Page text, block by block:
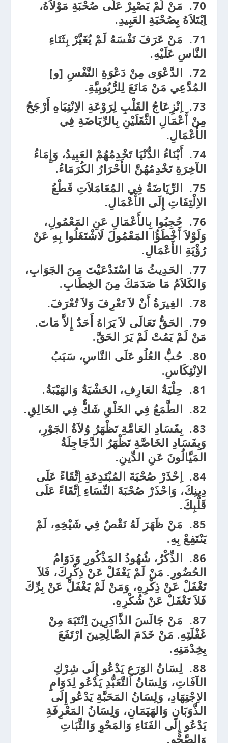
70.
مَنْ لَمْ يَصْبِرْ عَلَى صُحْبَةِ مَوْلاَهُ،
اِبْتَلاَهُ بِصُحْبَةِ العَبِيدِ.
71.
مَنْ عَرَفَ نَفْسَهُ لَمْ يُغَيَّرْ بِثَنَاءِ
النَّاسِ عَلَيْهِ.
72.
الدَّعْوَى مِنْ دَعْوَةِ النَّفْسِ [و]
المُدَّعِي مَنْ مَانَعَ لِلرُّبُوبِيَّةِ.
73.
اِنْزِعَاجُ القَلْبِ لِرَوْعَةِ الاِنْتِبَاهِ أَرْجَحُ
مِنْ أَعْمَالِ الثَّقَلَيْنِ بِالرِّيَاضَةِ فِي
الأَعْمَالِ.
74.
أَبْنَاءُ الدُّنْيَا تَخْدِمُهُمْ العَبِيدُ، وَإِمَاءُ
الآخِرَةِ تَخْدِمُهُنَّ الأَحْرَارُ الكُرَمَاءُ.
75.
الرِّيَاضَةُ فِي المُعَامَلاَتِ قَطْعُ
الاِلْتِفَاتِ إِلَى الأَعْمَالِ.
76.
حُجِبُوا بِالأَعْمَالِ عَنِ المَعْمُولِ،
وَلَوْلاَ أَخْطَؤُا المَعْمُولَ لَاشْتَغَلُوا بِهِ عَنْ
رُؤْيَةِ الأَعْمَالِ.
77.
الحَدِيثُ مَا اسْتَدْعَيْتَ مِنَ الجَوَابِ،
وَالكَلاَمُ مَا صَدَمَكَ مِنَ الخِطَابِ.
78.
الغِيرَةُ أَنْ لاَ تَعْرِفَ وَلاَ تُعْرَفَ.
79.
الحَقُّ تَعَالَى لاَ يَرَاهُ أَحَدٌ إِلاَّ مَاتَ.
مَنْ لَمْ يَمُتْ لَمْ يَرَ الحَقَّ.
80.
حُبُّ العُلُو عَلَى النَّاسِ، سَبَبُ
الاِنْتِكَاسِ.
81.
حِلْيَةُ العَارِفِ، الخَشْيَةُ وَالهَيْبَةُ.
82.
الطَّمَعُ فِي الخَلْقِ شَكٌّ فِي الخَالِقِ.
83.
بِفَسَادِ العَامَّةِ تَظْهَرُ وُلاَةُ الجَوْرِ،
وَبِفَسَادِ الخَاصَّةِ تَظْهَرُ الدَّجَاجِلَةُ
المَيَّالُونَ عَنِ الدِّينِ.
84.
اِحْذَرْ صُحْبَةَ المُبْتَدِعَةِ اِتِّقَاءً عَلَى
دِينِكَ، وَاحْذَرْ صُحْبَةَ النِّسَاءِ اِتِّقَاءً عَلَى
قَلْبِكَ.
85.
مَنْ ظَهَرَ لَهُ نَقْصٌ فِي شَيْخِهِ، لَمْ
يَنْتَفِعْ بِهِ.
86.
الذِّكْرُ، شُهُودُ المَذْكُورِ وَدَوَامُ
الحُضُورِ. مَنْ لَمْ يَغْفَلْ عَنْ ذِكْرِكَ، فَلاَ
تَغْفَلْ عَنْ ذِكْرِهِ، وَمَنْ لَمْ يَغْفَلْ عَنْ بِرِّكَ
فَلاَ تَغْفَلْ عَنْ شُكْرِهِ.
87.
مَنْ جَالَسَ الذَّاكِرِينَ اِنْتَبَهَ مِنْ
غَفْلَتِهِ. مَنْ خَدَمَ الصَّالِحِينَ ارْتَفَعَ
بِخِدْمَتِهِ.
88.
لِسَانُ الوَرَعِ يَدْعُو إِلَى شِرْكِ
الآفَاتِ، وَلِسَانُ التَّعَبُّدِ يَدْعُو لِدَوَامِ
الاِجْتِهَادِ، وَلِسَانُ المَحَبَّةِ يَدْعُو إِلَى
الذَّوَبَانِ وَالهَيَمَانِ، وَلِسَانُ المَعْرِفَةِ
يَدْعُو إِلَى الفَنَاءِ وَالمَحْوِ وَالثَّبَاتِ
وَالصَّحْوِ.